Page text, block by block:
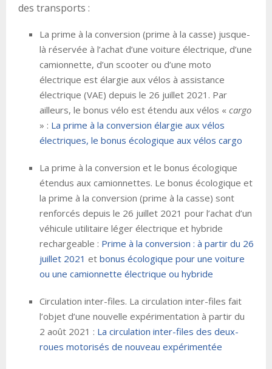
des transports :
La prime à la conversion (prime à la casse) jusque-
là réservée à l’achat d’une voiture électrique, d’une
camionnette, d’un scooter ou d’une moto
électrique est élargie aux vélos à assistance
électrique (VAE) depuis le 26 juillet 2021. Par
ailleurs, le bonus vélo est étendu aux vélos « cargo
» : La prime à la conversion élargie aux vélos
électriques, le bonus écologique aux vélos cargo
La prime à la conversion et le bonus écologique
étendus aux camionnettes. Le bonus écologique et
la prime à la conversion (prime à la casse) sont
renforcés depuis le 26 juillet 2021 pour l’achat d’un
véhicule utilitaire léger électrique et hybride
rechargeable : Prime à la conversion : à partir du 26
juillet 2021 et bonus écologique pour une voiture
ou une camionnette électrique ou hybride
Circulation inter-files. La circulation inter-files fait
l’objet d’une nouvelle expérimentation à partir du
2 août 2021 : La circulation inter-files des deux-
roues motorisés de nouveau expérimentée